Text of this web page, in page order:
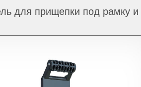
для прищепки под рамку